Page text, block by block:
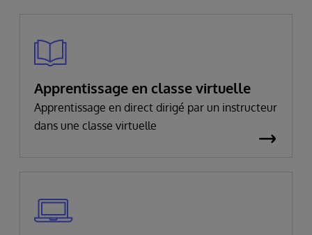
Apprentissage en classe virtuelle
Apprentissage en direct dirigé par un instructeur
dans une classe virtuelle